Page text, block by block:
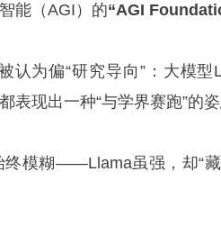
能（AGI）的“AGI
认为偏“研究导向”：大模型
现出一种“与学界赛跑”的姿
模糊——Llama虽强，却“藏